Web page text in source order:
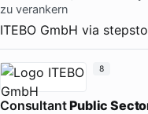
zu verankern
ITEBO GmbH via
ConsultantPublic
8